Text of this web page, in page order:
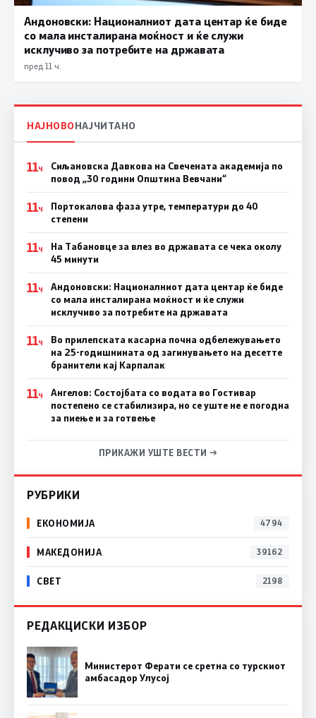
Андоновски: Националниот дата центар ќе биде
со мала инсталирана моќност и ќе служи
исклучиво за потребите на државата
пред 11 ч.
НАЈНОВОНАЈЧИТАНО
11Ч
Сиљановска Давкова на Свечената академија по
повод „30 години Општина Вевчани“
11Ч
Портокалова фаза утре, температури до 40
степени
11Ч
На Табановце за влез во државата се чека околу
45 минути
11Ч
Андоновски: Националниот дата центар ќе биде
со мала инсталирана моќност и ќе служи
исклучиво за потребите на државата
11Ч
Во прилепската касарна почна одбележувањето
на 25-годишнината од загинувањето на десетте
бранители кај Карпалак
11Ч
Ангелов: Состојбата со водата во Гостивар
постепено се стабилизира, но се уште не е погодна
за пиење и за готвење
ПРИКАЖИ УШТЕ ВЕСТИ →
РУБРИКИ
ЕКОНОМИЈА 4794
МАКЕДОНИЈА 39162
СВЕТ 2198
РЕДАКЦИСКИ ИЗБОР
Министерот Ферати се сретна со турскиот
амбасадор Улусој